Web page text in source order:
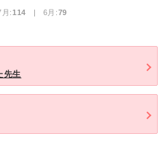
:114 | 6月:79
先生